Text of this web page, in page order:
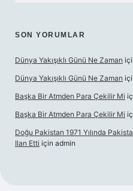
SON YORUMLAR
Dünya Yakışıklı Günü Ne Zaman
Dünya Yakışıklı Günü Ne Zaman
Başka Bir Atmden Para Çekilir Mi
Başka Bir Atmden Para Çekilir Mi
Doğu Pakistan 1971 Yılında
Ilan Etti için admin